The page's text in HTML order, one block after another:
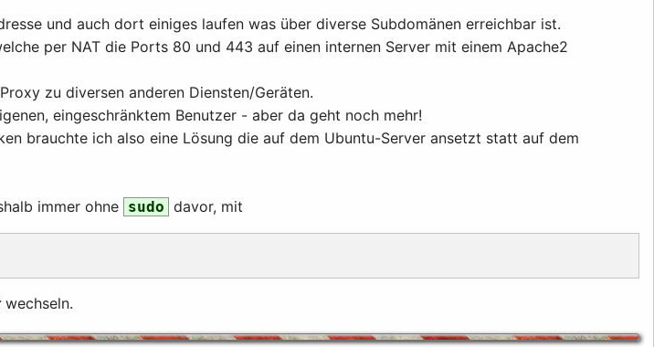
und auch dort einiges laufen was über diverse Subdomänen erreichbar ist.
per NAT die Ports 80 und 443 auf einen internen Server mit einem Apache2
zu diversen anderen Diensten/Geräten.
eingeschränktem Benutzer - aber da geht noch mehr!
brauchte ich also eine Lösung die auf dem Ubuntu-Server ansetzt statt auf dem
immer ohne sudo davor, mit
wechseln.